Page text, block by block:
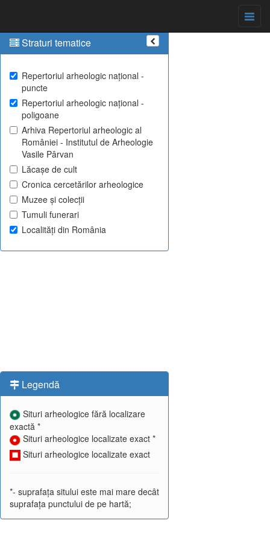
Straturi tematice
Repertoriul arheologic național -
puncte
Repertoriul arheologic național -
poligoane
Arhiva Repertoriul arheologic al
României - Institutul de Arheologie
Vasile Pârvan
Lăcașe de cult
Cronica cercetărilor arheologice
Muzee și colecții
Tumuli funerari
Localități din România
Legendă
Situri arheologice fără localizare
exactă *
Situri arheologice localizate exact *
Situri arheologice localizate exact
*- suprafața sitului este mai mare decât
suprafața punctului de pe hartă;